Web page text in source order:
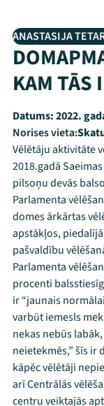
ANASTASIJA
KAM TĀS
Datums:2022.
Norises vieta:
Vēlētāju aktivitāte
2018.gadā
pilsoņu devās
Parlamenta
domes ārkārtas
apstākļos,
pašvaldību
Parlamenta
procenti
ir “jaunais
varbūt iemesls
nekas nebūs
neietekmēs,” šīs ir
kāpēc vēlētāji
arī Centrālās
centru veiktajās